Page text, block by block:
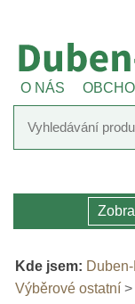
O NÁS
Kde jsem:
Výběrové ostatní >